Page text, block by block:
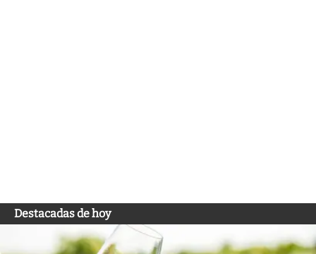
Destacadas de hoy